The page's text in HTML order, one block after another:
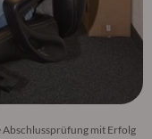
mit Erfolg